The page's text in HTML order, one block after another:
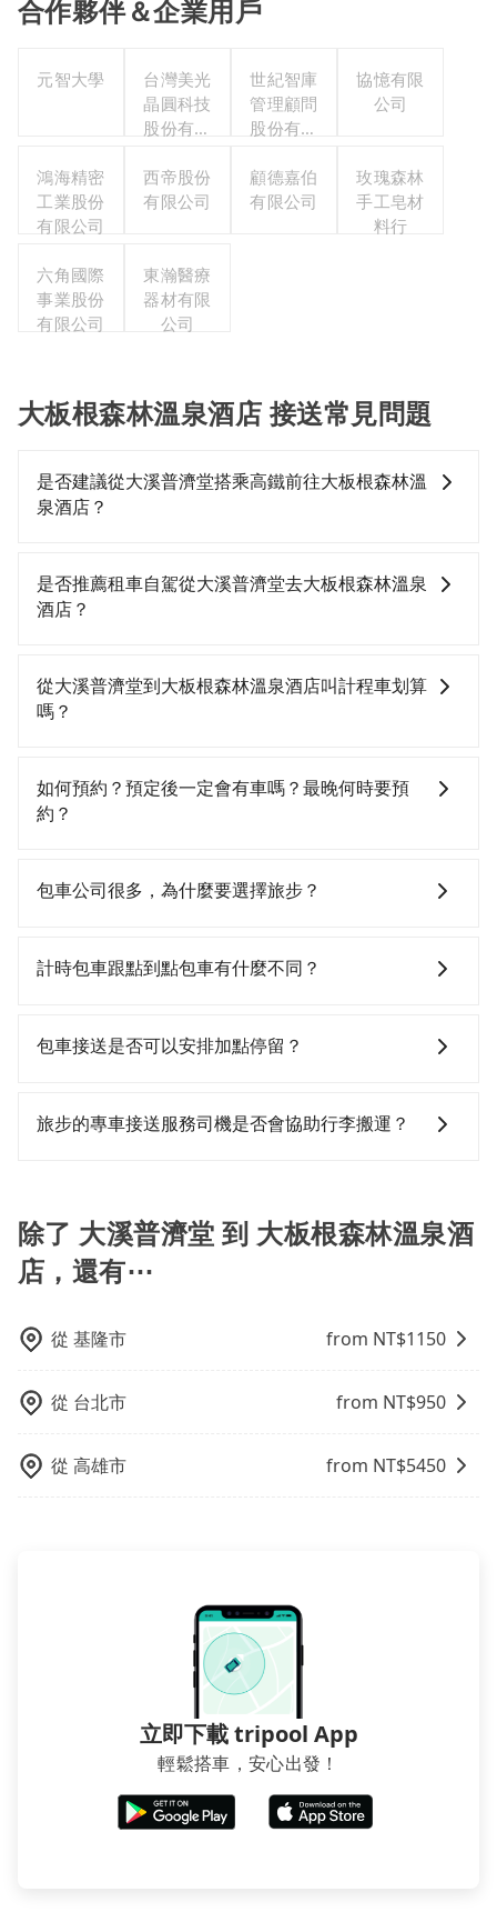
合作夥伴＆企業用戶
元智大學
台灣美光
晶圓科技
股份有限
世紀智庫
管理顧問
股份有限
協憶有限
公司
鴻海精密
工業股份
有限公司
西帝股份
有限公司
顧德嘉伯
有限公司
玫瑰森林
手工皂材
料行
六角國際
事業股份
有限公司
東瀚醫療
器材有限
公司
大板根森林溫泉酒店 接送常見問題
是否建議從大溪普濟堂搭乘高鐵前往大板根森林溫
泉酒店？
擇，高鐵較貴、費時、轉車麻煩！桃園-板橋雖然一天最
多時有63班車次，從最早06:49到23:40，過了末班車到
程車花費約900元、車程約52分鐘。抵達高鐵站後，步
行進站、現場購票並於月台排隊的時間約15分鐘，再乘
排班的計程車，搭上小黃後約花26分鐘、車費500元
後，抵達大板根森林溫泉酒店 (新北市三峽區) 的目的
車接送，則僅需花費約860元，費時32分鐘。選擇搭乘
預約tripool！
是否推薦租車自駕從大溪普濟堂去大板根森林溫泉
酒店？
對的時間彈性，最重要的是你當天就要來回，那在桃園
路邊可隨租隨借的iRent應該是你最便宜選擇。註冊完
酒店的花費預估為$550~1,050（金額差異來自於平假
日、車款差異、抵達目的地後多久原路返回），雖已將
iRent只提供最基本的車型，如Toyota Yaris、Prius C、
最令人詬病的就是車況，打開車門才發現仍有上一組乘
約了時間但上一位用戶卻遲遲尚未歸還，又或者要還車
時卻偏偏找不到停車位，對於急著用車或者要載其他乘
看似方便，但實際使用時還是有其區域的限制，實際可
停靠的地點與你的上下車地點仍有段距離，在遇到下雨
從大溪普濟堂到大板根森林溫泉酒店叫計程車划算
嗎？
灣大車隊、Uber、Line Taxi、Yoxi等，如果在路邊攔不
到車，也可考慮打電話至大溪計程車等叫車看看。依照
仍有臨時攔不到車以及計程車司機不跳錶計費的風險，
如何預約？預定後一定會有車嗎？最晚何時要預
約？
接送服務，可直接線上輸入上下車地點或地址，三秒內
收到簡訊以及電子郵件確認信，如此就完成預約了，而
建議出發前一天中午以前完成預約，越早下訂價格越低
價，如臨時需要，前一天傍晚五點前仍會收單，最遲如
包車公司很多，為什麼要選擇旅步？
策也是完全透明的，不會有任何隱藏費用。此外，我們
計時包車跟點到點包車有什麼不同？
不同之處： 計時包車：計時包車是按照用車時間來計
多個地點間來回穿梭的客戶，例如市區觀光、商務差旅
個城市到另一個城市的長途包車。
包車接送是否可以安排加點停留？
時設置加點停留，我們會根據您的需求安排路線。
旅步的專車接送服務司機是否會協助行李搬運？
除了 大溪普濟堂 到 大板根森林溫泉酒
店，還有⋯
從 基隆市 from NT$1150
從 台北市 from NT$950
從 高雄市 from NT$5450
立即下載 tripool App
輕鬆搭車，安心出發！